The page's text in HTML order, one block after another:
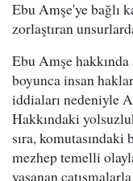
Ebu Amşe'ye bağlı
zorlaştıran
Ebu Amşe
boyunca insan
iddiaları nedeniyle
Hakkındaki
sıra,
mezhep temelli
yaşanan